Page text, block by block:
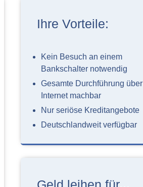
Ihre Vorteile:
Kein Besuch an einem
Bankschalter notwendig
Gesamte Durchführung über
Internet machbar
Nur seriöse Kreditangebote
Deutschlandweit verfügbar